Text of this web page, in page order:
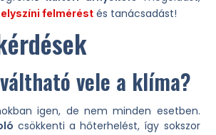
felmérést és tanácsadást!
vele a klíma?
igen, de nem minden esetben.
csökkenti a hőterhelést, így sokszor